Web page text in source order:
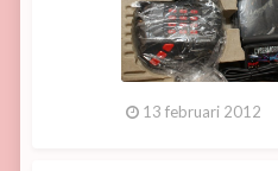
13 februari 2012